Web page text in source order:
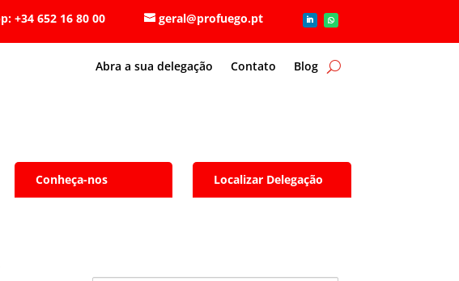
+34 652 16 80 00 geral@profuego.pt
Abra a sua delegação Contato Blog
Conheça-nos Localizar Delegação